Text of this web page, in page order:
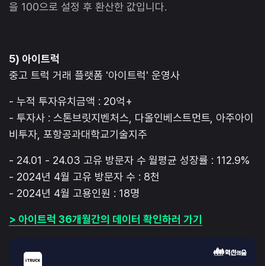
을 100으로 설정 후 환산한 값입니다.
5) 아이트럭
중고 트럭 거래 플랫폼 '아이트럭' 운영사
- 누적 투자유치금액 : 20억+
- 투자사 : 스톤브릿지벤처스, 다올인베스트먼트, 아주아이
비투자, 포항공과대학교기술지주
- 24.01 - 24.03 고유 방문자 수 월평균 성장률 : 112.9%
- 2024년 4월 고유 방문자 수 : 8천
- 2024년 4월 고용인원 : 18명
> 아이트럭 36개월간의 데이터 확인하러 가기